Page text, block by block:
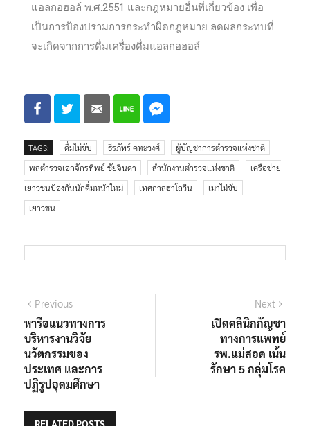
แอลกอฮอล์ พ.ศ.2551 และกฎหมายอื่นที่เกี่ยวข้อง เพื่อ
เป็นการป้องปรามการกระทำผิดกฎหมาย ลดผลกระทบที่
จะเกิดจากการดื่มเครื่องดื่มแอลกอฮอล์
TAGS: ดื่มไม่ขับ ธีรภัทร์ คหะวงศ์
ผู้บัญชาการตำรวจแห่งชาติ
พลตำรวจเอกจักรทิพย์ ชัยจินดา
สำนักงานตำรวจแห่งชาติ
เครือข่าย
เยาวชนป้องกันนักดื่มหน้าใหม่
เทศกาลฮาโลวีน
เมาไม่ขับ
เยาวชน
Previous
หารือแนวทางการ
บริหารงานวิจัย
นวัตกรรมของ
ประเทศ และการ
ปฏิรูปอุดมศึกษา
Next
เปิดคลินิกกัญชา
ทางการแพทย์
รพ.แม่สอด เน้น
รักษา 5 กลุ่มโรค
RELATED POSTS